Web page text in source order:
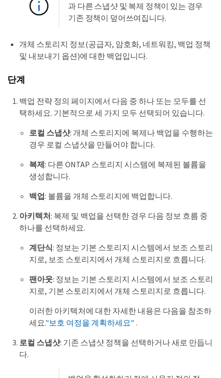
과 다른 스냅샷 및 복제 정책이 있는 경우
기존 정책이 덮어쓰여집니다.
개체 스토리지 정보(공급자, 암호화, 네트워킹, 백업 정책
및 내보내기 옵션)에 대한 백업입니다.
단계
백업 전략 정의 페이지에서 다음 중 하나 또는 모두를 선
택하세요. 기본적으로 세 가지 모두 선택되어 있습니다.
로컬 스냅샷: 개체 스토리지에 복제나 백업을 수행하는
경우 로컬 스냅샷을 만들어야 합니다.
복제: 다른 ONTAP 스토리지 시스템에 복제된 볼륨을
생성합니다.
백업: 볼륨을 개체 스토리지에 백업합니다.
아키텍처: 복제 및 백업을 선택한 경우 다음 정보 흐름 중
하나를 선택하세요.
계단식: 정보는 기본 스토리지 시스템에서 보조 스토리
지로, 보조 스토리지에서 개체 스토리지로 흐릅니다.
팬아웃: 정보는 기본 스토리지 시스템에서 보조 스토리
지로, 기본 스토리지에서 개체 스토리지로 흐릅니다.
이러한 아키텍처에 대한 자세한 내용은 다음을 참조하
세요."보호 여정을 계획하세요" .
로컬 스냅샷: 기존 스냅샷 정책을 선택하거나 새로 만듭니
다.